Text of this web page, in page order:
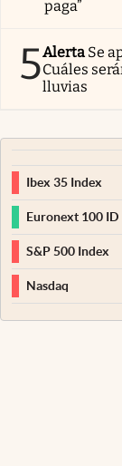
paga”
5Alerta Se
Cuáles
lluvias
Ibex 35 Index
Euronext 100 ID
S&P 500 Index
Nasdaq